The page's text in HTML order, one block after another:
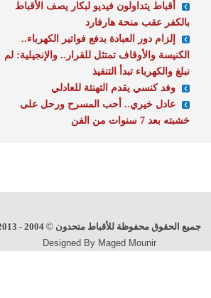
أقباط يتداولون فيديو لبكار يصف الأقباط
بالكفر عقب منحة هارفارد
إلزام دور العبادة بدفع فواتير الكهرباء..
الكنيسة والأوقاف تمتثل للقرار.. والإنجيلية: لم
نبلغ والكهرباء تبدأ التنفيذ
وفد كنسي يقدم التهنئة للعادلي
عادل خيري.. أحب المسرح ورحل على
خشبته بعد 7 سنوات من الفن
جميع الحقوق محفوظة للأقباط متحدون©
2004 - 2013
Designed By Maged Mounir